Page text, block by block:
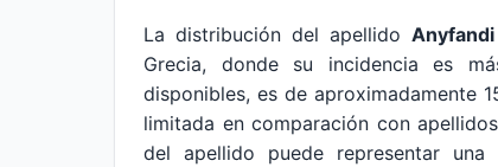
La distribución del apellido Anyfandi
Grecia, donde su incidencia es
disponibles, es de aproximadamente
limitada en comparación con
del apellido puede representar